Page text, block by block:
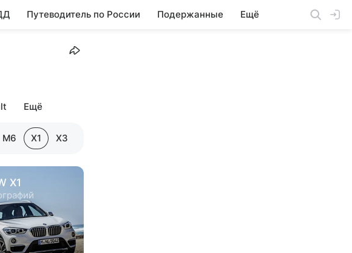
Путеводитель по России Подержанные Ещё
Ещё
M6 X1 X3
X1